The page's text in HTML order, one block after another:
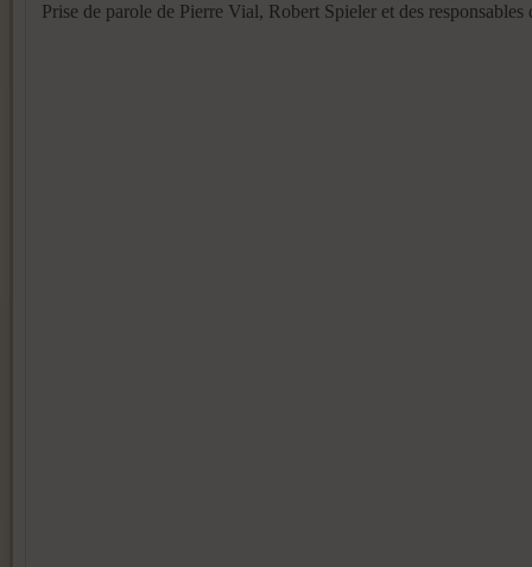
Prise de parole de Pierre Vial, Robert Spieler et des responsables